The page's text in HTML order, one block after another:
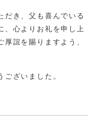
だき、父も喜んでいる
、心よりお礼を申し上
誼を賜りますよう、
ざいました。